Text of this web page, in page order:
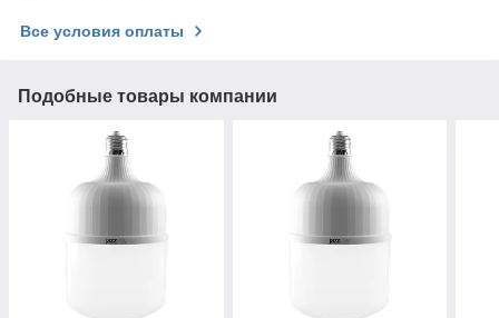
Все условия оплаты
Подобные товары компании